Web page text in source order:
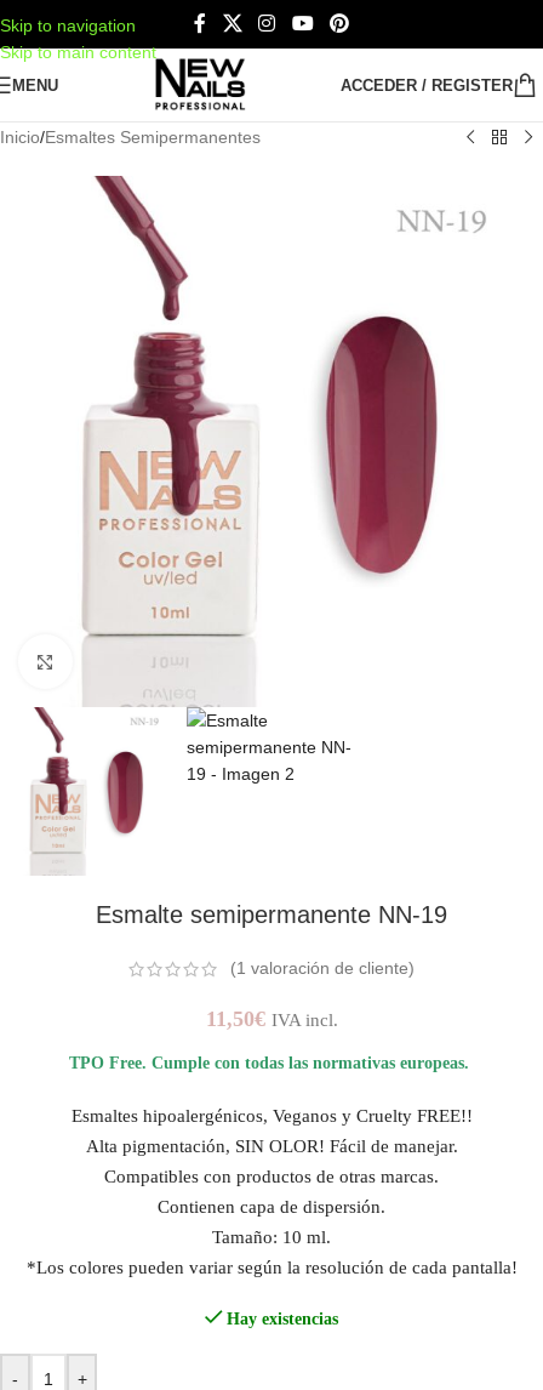
Skip to navigation
Skip to main content
MENU ACCEDER / REGISTER
Inicio/Esmaltes Semipermanentes
AMPLIAR IMAGEN
Esmalte semipermanente NN-19
(1 valoración de cliente)
11,50€ IVA incl.
TPO Free. Cumple con todas las normativas europeas.
Esmaltes hipoalergénicos, Veganos y Cruelty FREE!!
Alta pigmentación, SIN OLOR! Fácil de manejar.
Compatibles con productos de otras marcas.
Contienen capa de dispersión.
Tamaño: 10 ml.
*Los colores pueden variar según la resolución de cada pantalla!
Hay existencias
- +